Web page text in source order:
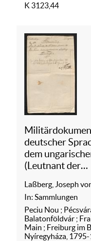
K 3123,44
deutscher
dem
(Leutnant der
Dragoner)
Laßberg, Joseph
In: Sammlungen
Peciu Nou ;
Balatonföldvár ;
Main ; Freiburg im
Nyíregyháza,